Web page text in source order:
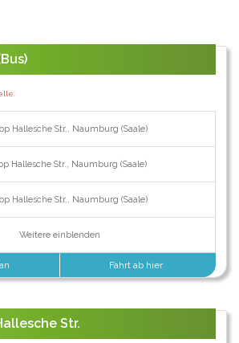
Hallesche Str., Naumburg (Saale)
Hallesche Str., Naumburg (Saale)
Hallesche Str., Naumburg (Saale)
Weitere einblenden
Fahrt ab hier
Str.